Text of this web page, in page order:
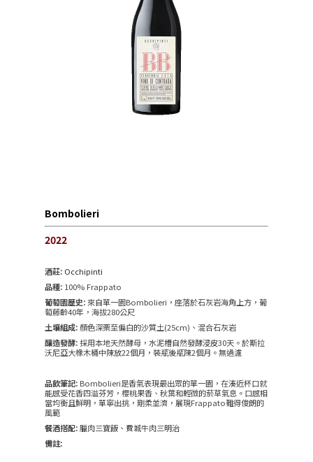
Bombolieri
2022
酒莊: Occhipinti
品種: 100% Frappato
葡萄園歷史:來自單一園Bombolieri，座落於石灰岩海角上方，葡
萄藤齡40年，海拔280公尺
土壤組成:顏色深栗至偏白的沙質土(25cm)、混合石灰岩
釀造發酵:採用本地天然酵母，水泥槽自然發酵浸皮30天。於斯拉
沃尼亞大橡木桶中陳放22個月，裝瓶後瓶陳2個月。無過濾
品飲筆記: Bombolieri是香氣表現最出眾的單一園，在湊近杯口就
能感受花香四溢芬芳，櫻桃果香、秋葉和輕微的菸草氣息。口感相
當均衡且鮮明，單寧出挑，剛柔並濟，展現Frappato難得俊朗的
風範
餐酒搭配:臘肉三寶飯、費城牛肉三明治
備註: